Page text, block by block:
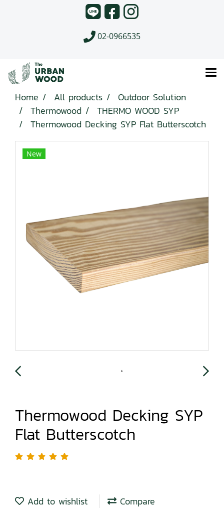
02-0966535
Home All products
Outdoor Solution
Thermowood
THERMO WOOD SYP
Thermowood Decking SYP Flat Butterscotch
New
Thermowood Decking SYP
Flat Butterscotch
Add to wishlist
Compare